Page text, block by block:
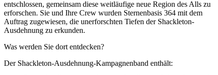
entschlossen, gemeinsam diese weitläufige neue Region des Alls zu
erforschen. Sie und Ihre Crew wurden Sternenbasis 364 mit dem
Auftrag zugewiesen, die unerforschten Tiefen der Shackleton-
Ausdehnung zu erkunden.
Was werden Sie dort entdecken?
Der Shackleton-Ausdehnung-Kampagnenband enthält: